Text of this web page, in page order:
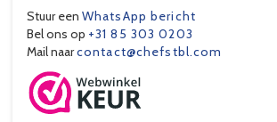
Stuur een WhatsApp bericht
Bel ons op +31 85 303 0203
Mail naarcontact@chefstbl.com